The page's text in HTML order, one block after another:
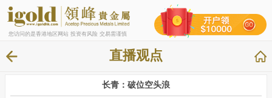
您访问的是香港地区网站 投资有风险 交易需谨慎
直播观点
长青：破位空头浪